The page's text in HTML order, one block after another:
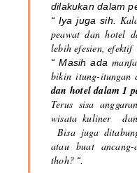
dilakukan dalam
“ Iya juga sih.
peawat dan hotel
lebih efesien,
“ Masih ada
bikin itung-itungan
dan hotel dalam 1
Terus sisa
wisata kuliner
Bisa juga
atau buat
thoh? “.